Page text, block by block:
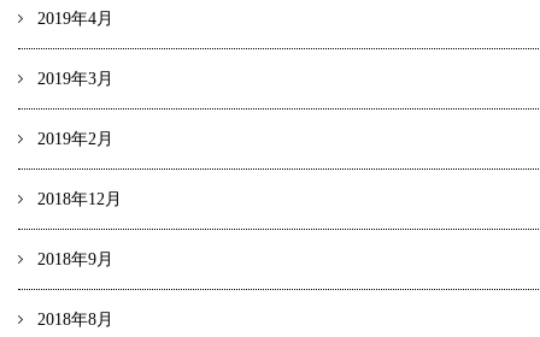
2019年4月
2019年3月
2019年2月
2018年12月
2018年9月
2018年8月